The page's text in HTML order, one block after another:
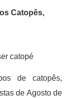
Catopês,
catopé
de catopês,
de Agosto de